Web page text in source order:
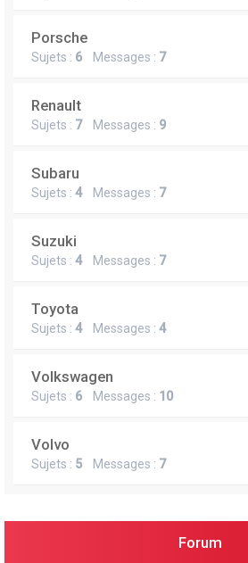
Porsche
Sujets : 6 Messages : 7
Renault
Sujets : 7Messages : 9
Subaru
Sujets : 4Messages : 7
Suzuki
Sujets : 4Messages : 7
Toyota
Sujets : 4Messages : 4
Volkswagen
Sujets : 6 Messages : 10
Volvo
Sujets : 5 Messages : 7
Forum